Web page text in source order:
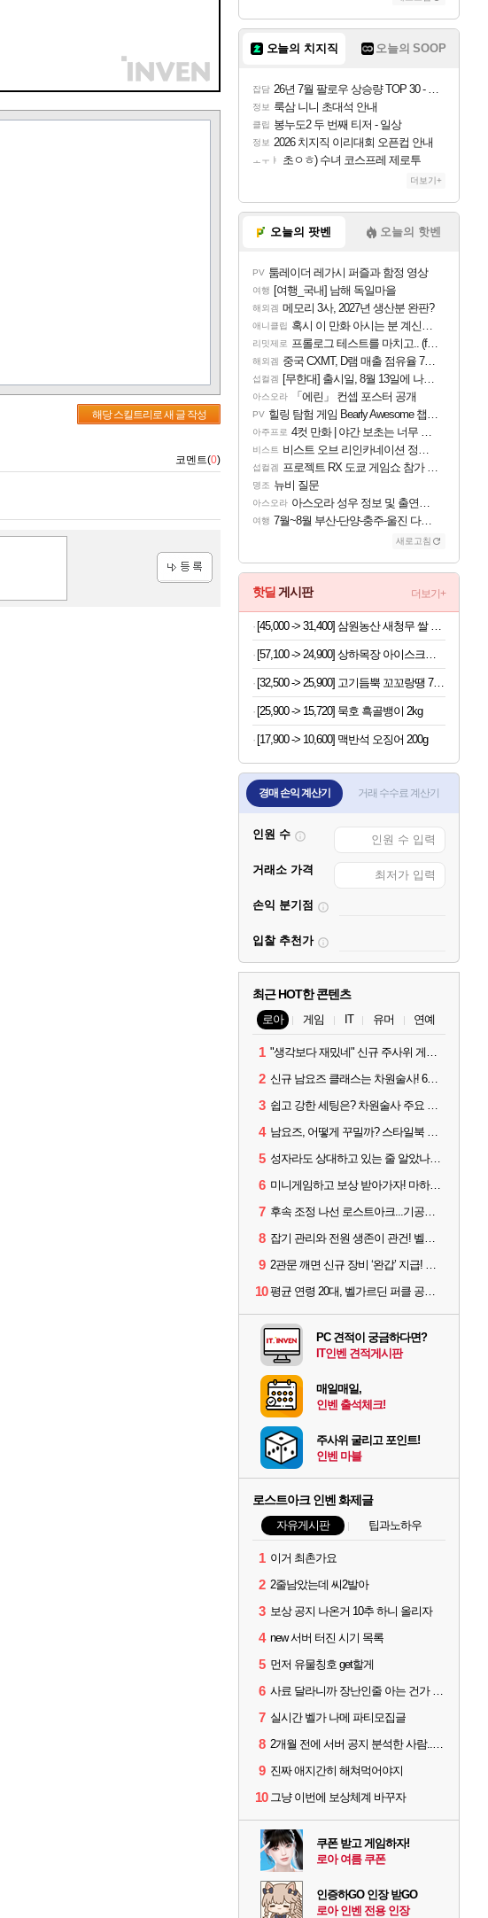
해당 스킬트리로 새 글 작성
코멘트(0)
오늘의 치지직 오늘의 SOOP
잡담 26년 7월 팔로우 상승량 TOP 30 - 월간 치지직
정보 룩삼 니니 초대석 안내
클립 봉누도2 두 번째 티저 - 일상
정보 2026 치지직 이리대회 오픈컵 안내
ㅗㅜㅑ 초ㅇㅎ) 수녀 코스프레 제로투
더보기+
오늘의 팟벤 오늘의 핫벤
PV 툼레이더 레가시 퍼즐과 함정 영상
여행 [여행_국내] 남해 독일마을
해외겜 메모리 3사, 2027년 생산분 완판?
애니클립 혹시 이 만화 아시는 분 계신가요
리밋제로 프롤로그 테스트를 마치고.. (feat. 리아)
해외겜 중국 CXMT, D램 매출 점유율 7%…글로벌 4위로 부상
섭컬겜 [무한대] 출시일, 8월 13일에 나오나
아스오라 「에린」 컨셉 포스터 공개
PV 힐링 탐험 게임 Bearly Awesome 챕터 1 트레일러
아주프로 4컷 만화 | 야간 보초는 너무 힘들어
비스트 비스트 오브 리인카네이션 정보/공략글 모음
섭컬겜 프로젝트 RX 도쿄 게임쇼 참가 결정
명조 뉴비 질문
아스오라 아스오라 성우 정보 및 출연작 모음
여행 7월~8월 부산-단양-충주-울진 다녀왔어요~
새로고침
핫딜 게시판 더보기+
[32,500 -> 25,900] 고기듬뿍 꼬꼬랑땡 700g x 3개
[25,900 -> 15,720] 묵호 흑골뱅이 2kg
[17,900 -> 10,600] 맥반석 오징어 200g
경매 손익 계산기 거래 수수료 계산기
인원 수
거래소 가격
손익 분기점
입찰 추천가
최근 HOT한 콘텐츠
로아 게임 IT 유머 연예
1 "생각보다 재밌네" 신규 주사위 게임 티카투카 호평
2 신규 남요즈 클래스는 차원술사! 6월 20일 로아온 썸머 정리
3 쉽고 강한 세팅은? 차원술사 주요 빌드와 스킬 코드
4 남요즈, 어떻게 꾸밀까? 스타일북 인기 차원술사 커스터마이즈
5 성자라도 상대하고 있는 줄 알았나? 벨가르딘 이모저모
6 미니게임하고 보상 받아가자! 마하라카 썸머 캠프 할 일은?
7 후속 조정 나선 로스트아크...기공사, 차원술사 하향
8 잡기 관리와 전원 생존이 관건! 벨가르딘 유물 칭호 획득방법 정리
9 2관문 깨면 신규 장비 ‘완갑’ 지급! 그림자 레이드 벨가르딘 공개
10 평균 연령 20대, 벨가르딘 퍼클 공대 '영로티'를 만나다
PC 견적이 궁금하다면?
IT인벤 견적게시판
매일매일,
인벤 출석체크!
주사위 굴리고 포인트!
인벤 마블
로스트아크 인벤 화제글
자유게시판 팁과노하우
1 이거 최촌가요
2 2줄남았는데 씨2발아
3 보상 공지 나온거 10추 하니 올리자
4 new 서버 터진 시기 목록
5 먼저 유물칭호 get할게
6 사료 달라니까 장난인줄 아는 건가 ㅋㅋ
7 실시간 벨가 나메 파티모집글
8 2개월 전에 서버 공지 분석한 사람...jpg
9 진짜 애지간히 해쳐먹어야지
10 그냥 이번에 보상체계 바꾸자
쿠폰 받고 게임하자!
로아 여름 쿠폰
인증하GO 인장 받GO
로아 인벤 전용 인장